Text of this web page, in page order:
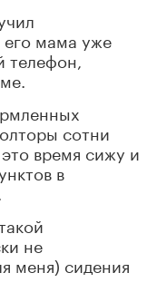
его мама уже
телефон,
сотни
время сижу и
в
не
меня) сидения